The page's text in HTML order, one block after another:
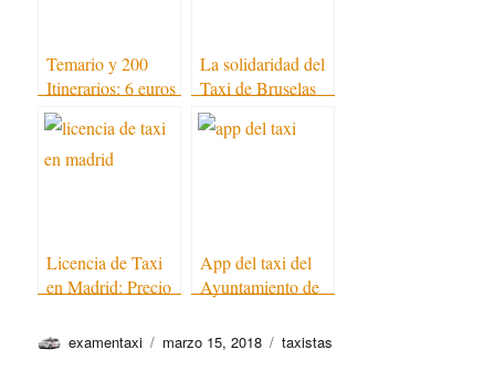
Temario y 200
Itinerarios: 6 euros
de descuento
La solidaridad del
Taxi de Bruselas
Licencia de Taxi
en Madrid: Precio
App del taxi del
Ayuntamiento de
Autor
examentaxi
Publicado
marzo 15, 2018 Categorías
taxistas